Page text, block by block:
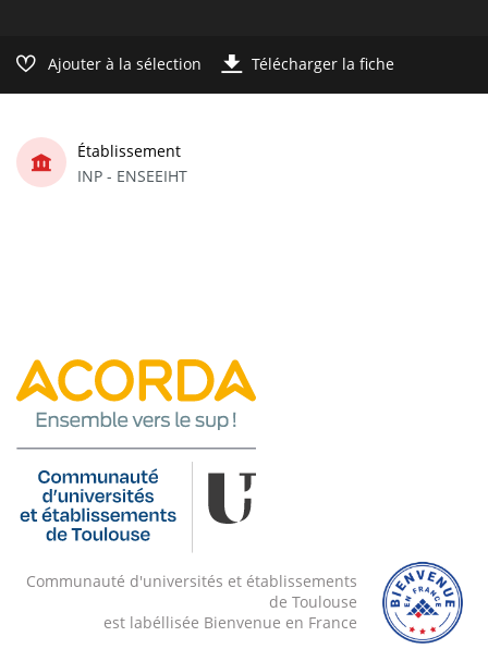
Ajouter à la sélection Télécharger la fiche
Établissement
INP - ENSEEIHT
Communauté d'universités et établissements
de Toulouse
est labéllisée Bienvenue en France